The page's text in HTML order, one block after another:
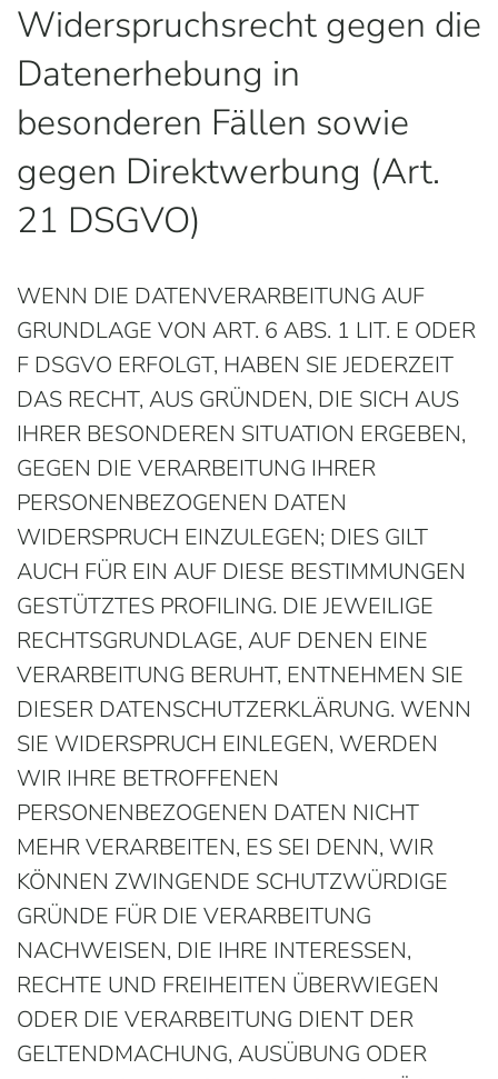
Widerspruchsrecht gegen die
Datenerhebung in
besonderen Fällen sowie
gegen Direktwerbung (Art.
21 DSGVO)
WENN DIE DATENVERARBEITUNG AUF
GRUNDLAGE VON ART. 6 ABS. 1 LIT. E ODER
F DSGVO ERFOLGT, HABEN SIE JEDERZEIT
DAS RECHT, AUS GRÜNDEN, DIE SICH AUS
IHRER BESONDEREN SITUATION ERGEBEN,
GEGEN DIE VERARBEITUNG IHRER
PERSONENBEZOGENEN DATEN
WIDERSPRUCH EINZULEGEN; DIES GILT
AUCH FÜR EIN AUF DIESE BESTIMMUNGEN
GESTÜTZTES PROFILING. DIE JEWEILIGE
RECHTSGRUNDLAGE, AUF DENEN EINE
VERARBEITUNG BERUHT, ENTNEHMEN SIE
DIESER DATENSCHUTZERKLÄRUNG. WENN
SIE WIDERSPRUCH EINLEGEN, WERDEN
WIR IHRE BETROFFENEN
PERSONENBEZOGENEN DATEN NICHT
MEHR VERARBEITEN, ES SEI DENN, WIR
KÖNNEN ZWINGENDE SCHUTZWÜRDIGE
GRÜNDE FÜR DIE VERARBEITUNG
NACHWEISEN, DIE IHRE INTERESSEN,
RECHTE UND FREIHEITEN ÜBERWIEGEN
ODER DIE VERARBEITUNG DIENT DER
GELTENDMACHUNG, AUSÜBUNG ODER